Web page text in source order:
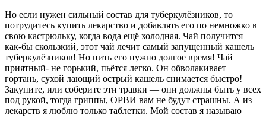
Но если нужен сильный состав для туберкулёзников, то
потрудитесь купить лекарство и добавлять его по немножко в
свою кастрюльку, когда вода ещё холодная. Чай получится
как-бы скользкий, этот чай лечит самый запущенный кашель
туберкулёзников! Но пить его нужно долгое время! Чай
приятный- не горький, пьётся легко. Он обволакивает
гортань, сухой лающий острый кашель снимается быстро!
Закупите, или соберите эти травки — они должны быть у всех
под рукой, тогда гриппы, ОРВИ вам не будут страшны. А из
лекарств я люблю только таблетки. Мой состав я называю